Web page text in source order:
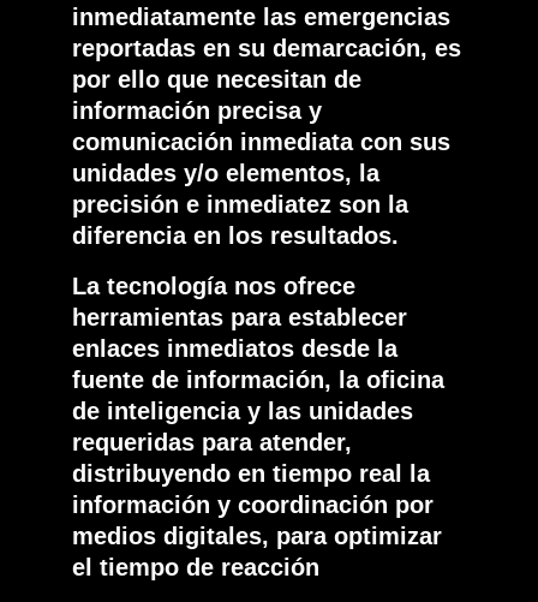
inmediatamente las emergencias
reportadas en su demarcación, es
por ello que necesitan de
información precisa y
comunicación inmediata con sus
unidades y/o elementos, la
precisión e inmediatez son la
diferencia en los resultados.
La tecnología nos ofrece
herramientas para establecer
enlaces inmediatos desde la
fuente de información, la oficina
de inteligencia y las unidades
requeridas para atender,
distribuyendo en tiempo real la
información y coordinación por
medios digitales, para optimizar
el tiempo de reacción